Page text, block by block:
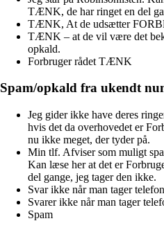
TÆNK, de har ringet en del
TÆNK, At de udsætter
TÆNK – at de vil være det
opkald.
Forbruger rådet TÆNK
Spam/opkald fra ukendt
Jeg gider ikke have deres
hvis det da overhovedet er
nu ikke meget, der tyder på.
Min tlf. Afviser som muligt
Kan læse her at det er
del gange, jeg tager den ikke.
Svar ikke når man tager
Svarer ikke når man tager
Spam